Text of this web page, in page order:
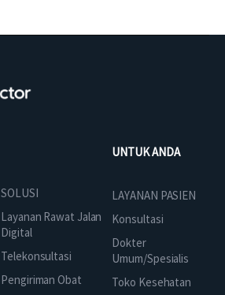
SOLUSI
Layanan Rawat Jalan
Digital
Telekonsultasi
Pengiriman Obat
UNTUK ANDA
LAYANAN PASIEN
Konsultasi
Dokter
Umum/Spesialis
Toko Kesehatan